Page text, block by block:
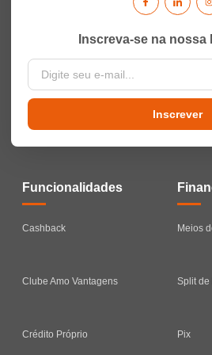
Inscreva-se na nossa
Inscrever
Funcionalidades
Cashback
Clube Amo Vantagens
Crédito Próprio
Meios
Split de
Pix